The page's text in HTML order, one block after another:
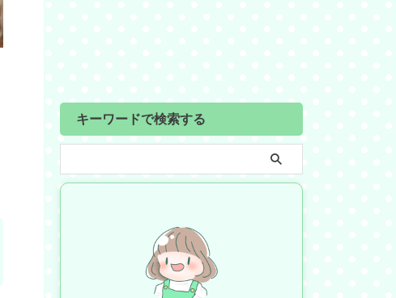
キーワードで検索する